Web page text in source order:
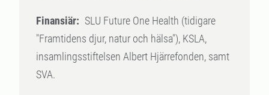
Finansiär: SLU Future One Health (tidigare
"Framtidens djur, natur och hälsa"), KSLA,
insamlingsstiftelsen Albert Hjärrefonden, samt
SVA.